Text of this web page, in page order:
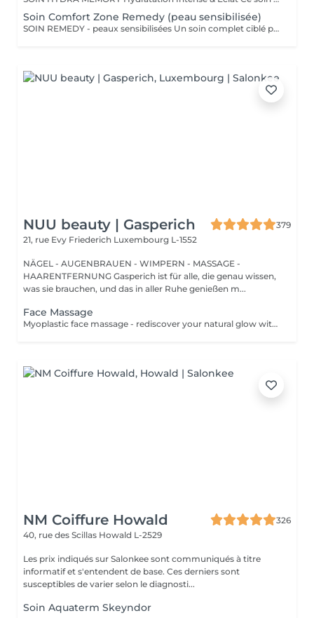
Soin Comfort Zone Remedy (peau sensibilisée)
SOIN REMEDY - peaux sensibilisées Un soin complet ciblé pour tous les âges et tous les types de peau. Le point commun ? Une peau sensibilisée, fragilisée et inconfortable. Apaiser, calmer et soulager la peau des inflammations, tel est l'objectif de ce soin qui renforce la barrière protectrice de la peau pour lui apporter sérénité et confort. SOINS DU VISAGE COMFORT ZONE Nos soins du visage utilisent les produits de la marque Comfort Zone, une référence en cosmétique professionnelle alliant science, nature et innovation. Formulés avec des ingrédients d'origine naturelle, sans silicones, parabènes ni huiles minérales, ces soins sont conçus pour respecter l'équilibre de la peau tout en offrant des résultats visibles et durables. Chaque soin est un véritable rituel de bien-être et d'efficacité, adapté aux besoins spécifiques de votre peau.
NUU beauty | Gasperich
379
21, rue Evy Friederich Luxembourg L-1552
NÄGEL - AUGENBRAUEN - WIMPERN - MASSAGE -
HAARENTFERNUNG Gasperich ist für alle, die genau wissen,
was sie brauchen, und das in aller Ruhe genießen m...
Face Massage
Myoplastic face massage - rediscover your natural glow with the deeply rejuvenating myoplastic face massage. This unique technique works not only on the surface of your skin but also on the deeper layers of muscles and fascia. Through precise, sculpting movements, it releases tension, improves circulation, and restores elasticity. The result? A lifted, defined, and radiant look that feels as refreshing as it appears. Every session is like a reset for your face leaving you looking youthful, relaxed, and glowing with vitality. Express Facial Massage is designed for those who value their time while expecting visible, refined results. This 30-minute lifting massage focuses on precise muscle stimulation to restore facial tone, improve skin firmness, and redefine the natural facial contour. The treatment helps reduce visible signs of fatigue while stimulating microcirculation, allowing the skin to regain a fresh, radiant, and naturally healthy glow. Perfect as an additional boost to your body massage for complete relaxation and rejuvenation. Important: This treatment is available only as an add-on to any body massage and cannot be booked as a standalone service.
NM Coiffure Howald
326
40, rue des Scillas Howald L-2529
Les prix indiqués sur Salonkee sont communiqués à titre
informatif et s'entendent de base. Ces derniers sont
susceptibles de varier selon le diagnosti...
Soin Aquaterm Skeyndor